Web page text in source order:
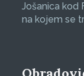
Jošanica kod
na kojem se